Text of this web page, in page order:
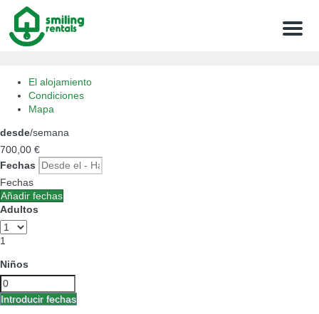
Menu
El alojamiento
Condiciones
Mapa
desde/semana
700, 00 €
Fechas
Fechas
Añadir fechas
Adultos
1
Niños
Introducir fechas